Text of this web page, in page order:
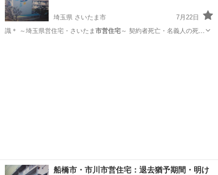
埼玉県 さいたま市
7月22日
識＊ ～埼玉県営住宅・さいたま 市営住宅～ 契約者死亡・名義人の死去
船橋市・市川市営住宅：退去猶予期間・明け